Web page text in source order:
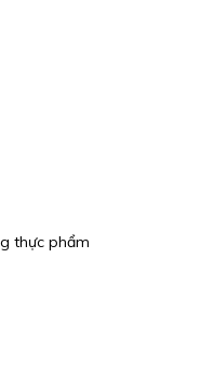
thực phẩm